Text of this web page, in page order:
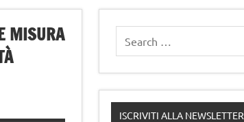
MISURA
ISCRIVITI ALLA NEWSLETTER